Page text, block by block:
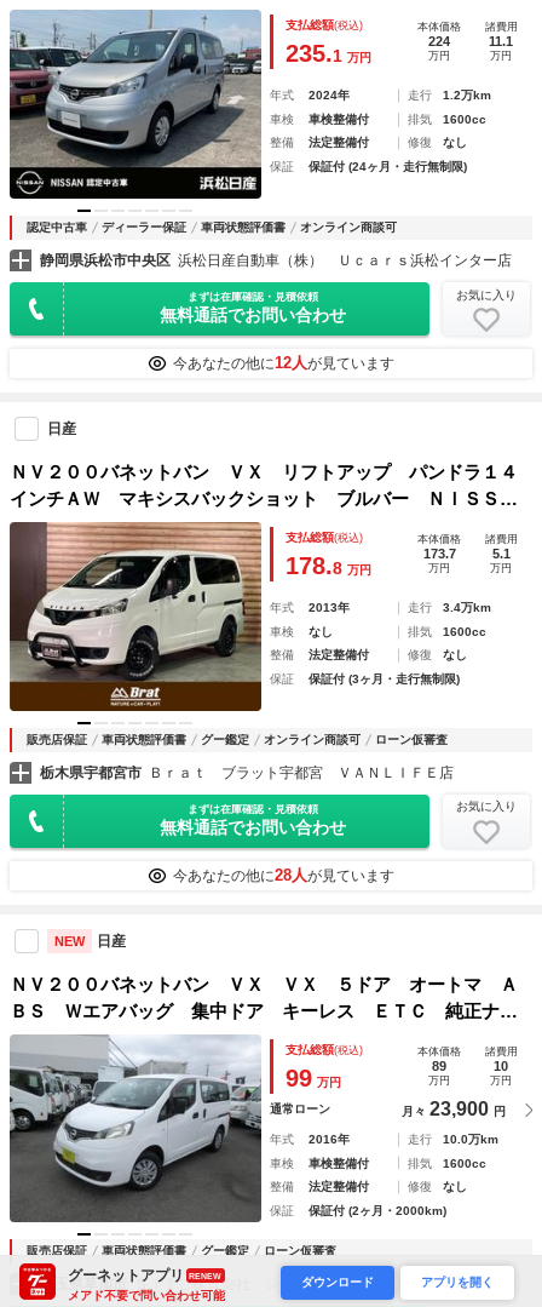
ンテリジェントキー レーンアシスト ナビ・ＴＶ キーレス
エントリー 被害軽減ブレーキ パワステ エアコン メモリ
ーナビ ＡＢＳ
支払総額(税込)
235.1 万円
本体価格
224
万円
諸費用
11.1
万円
年式 2024年 走行
1.2万km
車検
車検整備付 排気
1600cc
整備
法定整備付 修復
なし
保証
保証付 (24ヶ月・走行無制限)
認定中古車 ディーラー保証 車両状態評価書 オンライン商談可
静岡県浜松市中央区 浜松日産自動車（株） Ｕｃａｒｓ浜松インター店
まずは在庫確認・見積依頼
無料通話でお問い合わせ
お気に入り
今あなたの他に12人が見ています
日産
ＮＶ２００バネットバン ＶＸ リフトアップ パンドラ１４
インチＡＷ マキシスバックショット ブルバー ＮＩＳＳＡ
Ｎエンブレム Ｖモーショングリル フロントカメラ フロア
パネル 純正オーディオ／フロアマット／ドアバイザー 前席
ＰＷ
支払総額(税込)
178.8 万円
本体価格
173.7
万円
諸費用
5.1
万円
年式 2013年 走行
3.4万km
車検
なし 排気
1600cc
整備
法定整備付 修復
なし
保証
保証付 (3ヶ月・走行無制限)
販売店保証 車両状態評価書 グー鑑定 オンライン商談可 ローン仮審査
栃木県宇都宮市 Ｂｒａｔ ブラット宇都宮 ＶＡＮＬＩＦＥ店
まずは在庫確認・見積依頼
無料通話でお問い合わせ
お気に入り
今あなたの他に28人が見ています
NEW 日産
ＮＶ２００バネットバン ＶＸ ＶＸ ５ドア オートマ Ａ
ＢＳ Ｗエアバッグ 集中ドア キーレス ＥＴＣ 純正ナビ
ＴＶ バックカメラ ６００Ｋｇ積載
支払総額(税込)
99 万円
本体価格
89
万円
諸費用
10
万円
通常ローン 月々 23,900 円
年式 2016年 走行
10.0万km
車検
車検整備付 排気
1600cc
整備
法定整備付 修復
なし
保証
保証付 (2ヶ月・2000km)
販売店保証 車両状態評価書 グー鑑定 ローン仮審査
埼玉県草加市 ＳＩＴ 株式会社 シーワン
グーネットアプリ RENEW
メアド不要で問い合わせ可能
ダウンロード アプリを開く